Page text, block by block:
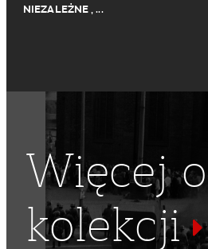
NIEZALEŻNE ,...
Więcej o
kolekcji